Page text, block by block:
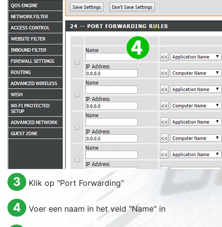
3 Klik op "Port Forwarding"
4 Voer een naam in het veld "Name" in